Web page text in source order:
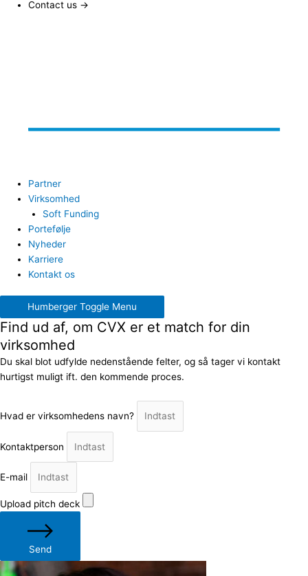
Contact us →
Partner
Virksomhed
Soft Funding
Portefølje
Nyheder
Karriere
Kontakt os
Humberger Toggle Menu
Find ud af, om CVX er et match for din
virksomhed
Du skal blot udfylde nedenstående felter, og så tager vi kontakt
hurtigst muligt ift. den kommende proces.
Hvad er virksomhedens navn?
Kontaktperson
E-mail
Upload pitch deck
Send